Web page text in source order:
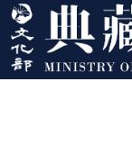
跳到主要內容
:::